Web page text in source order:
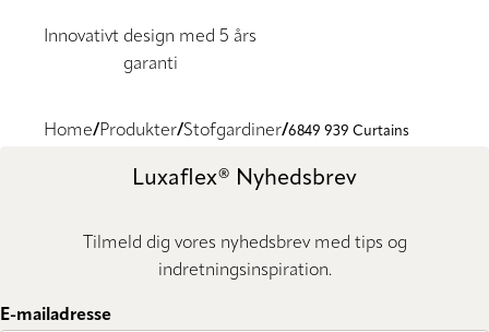
Innovativt design med 5 års
garanti
Home Produkter Stofgardiner 6849 939 Curtains
Luxaflex® Nyhedsbrev
Tilmeld dig vores nyhedsbrev med tips og
indretningsinspiration.
E-mailadresse